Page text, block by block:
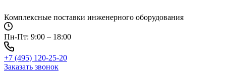
к
содержимому
Комплексные поставки инженерного оборудования
Пн-Пт: 9:00 – 18:00
+7 (495) 120-25-20
Заказать звонок